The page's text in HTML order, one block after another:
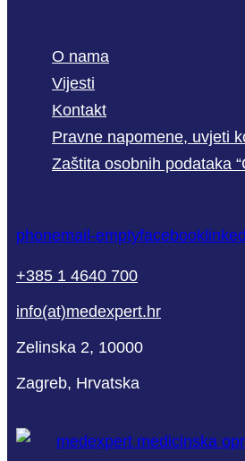
O nama
Vijesti
Kontakt
Pravne napomene, uvjeti
Zaštita osobnih podataka
phonemail-emptyfacebook
+385 1 4640 700
info(at)medexpert.hr
Zelinska 2, 10000
Zagreb, Hrvatska